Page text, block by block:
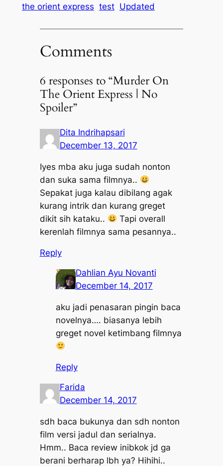
the orient express test Updated
Comments
6 responses to “Murder On
The Orient Express | No
Spoiler”
Dita Indrihapsari
December 13, 2017
Iyes mba aku juga sudah nonton
dan suka sama filmnya..
Sepakat juga kalau dibilang agak
kurang intrik dan kurang greget
dikit sih kataku..
Tapi overall
kerenlah filmnya sama pesannya..
Reply
Dahlian Ayu Novanti
December 14, 2017
aku jadi penasaran pingin baca
novelnya…. biasanya lebih
greget novel ketimbang filmnya
Reply
Farida
December 14, 2017
sdh baca bukunya dan sdh nonton
film versi jadul dan serialnya.
Hmm.. Baca review inibkok jd ga
berani berharap lbh ya? Hihihi..